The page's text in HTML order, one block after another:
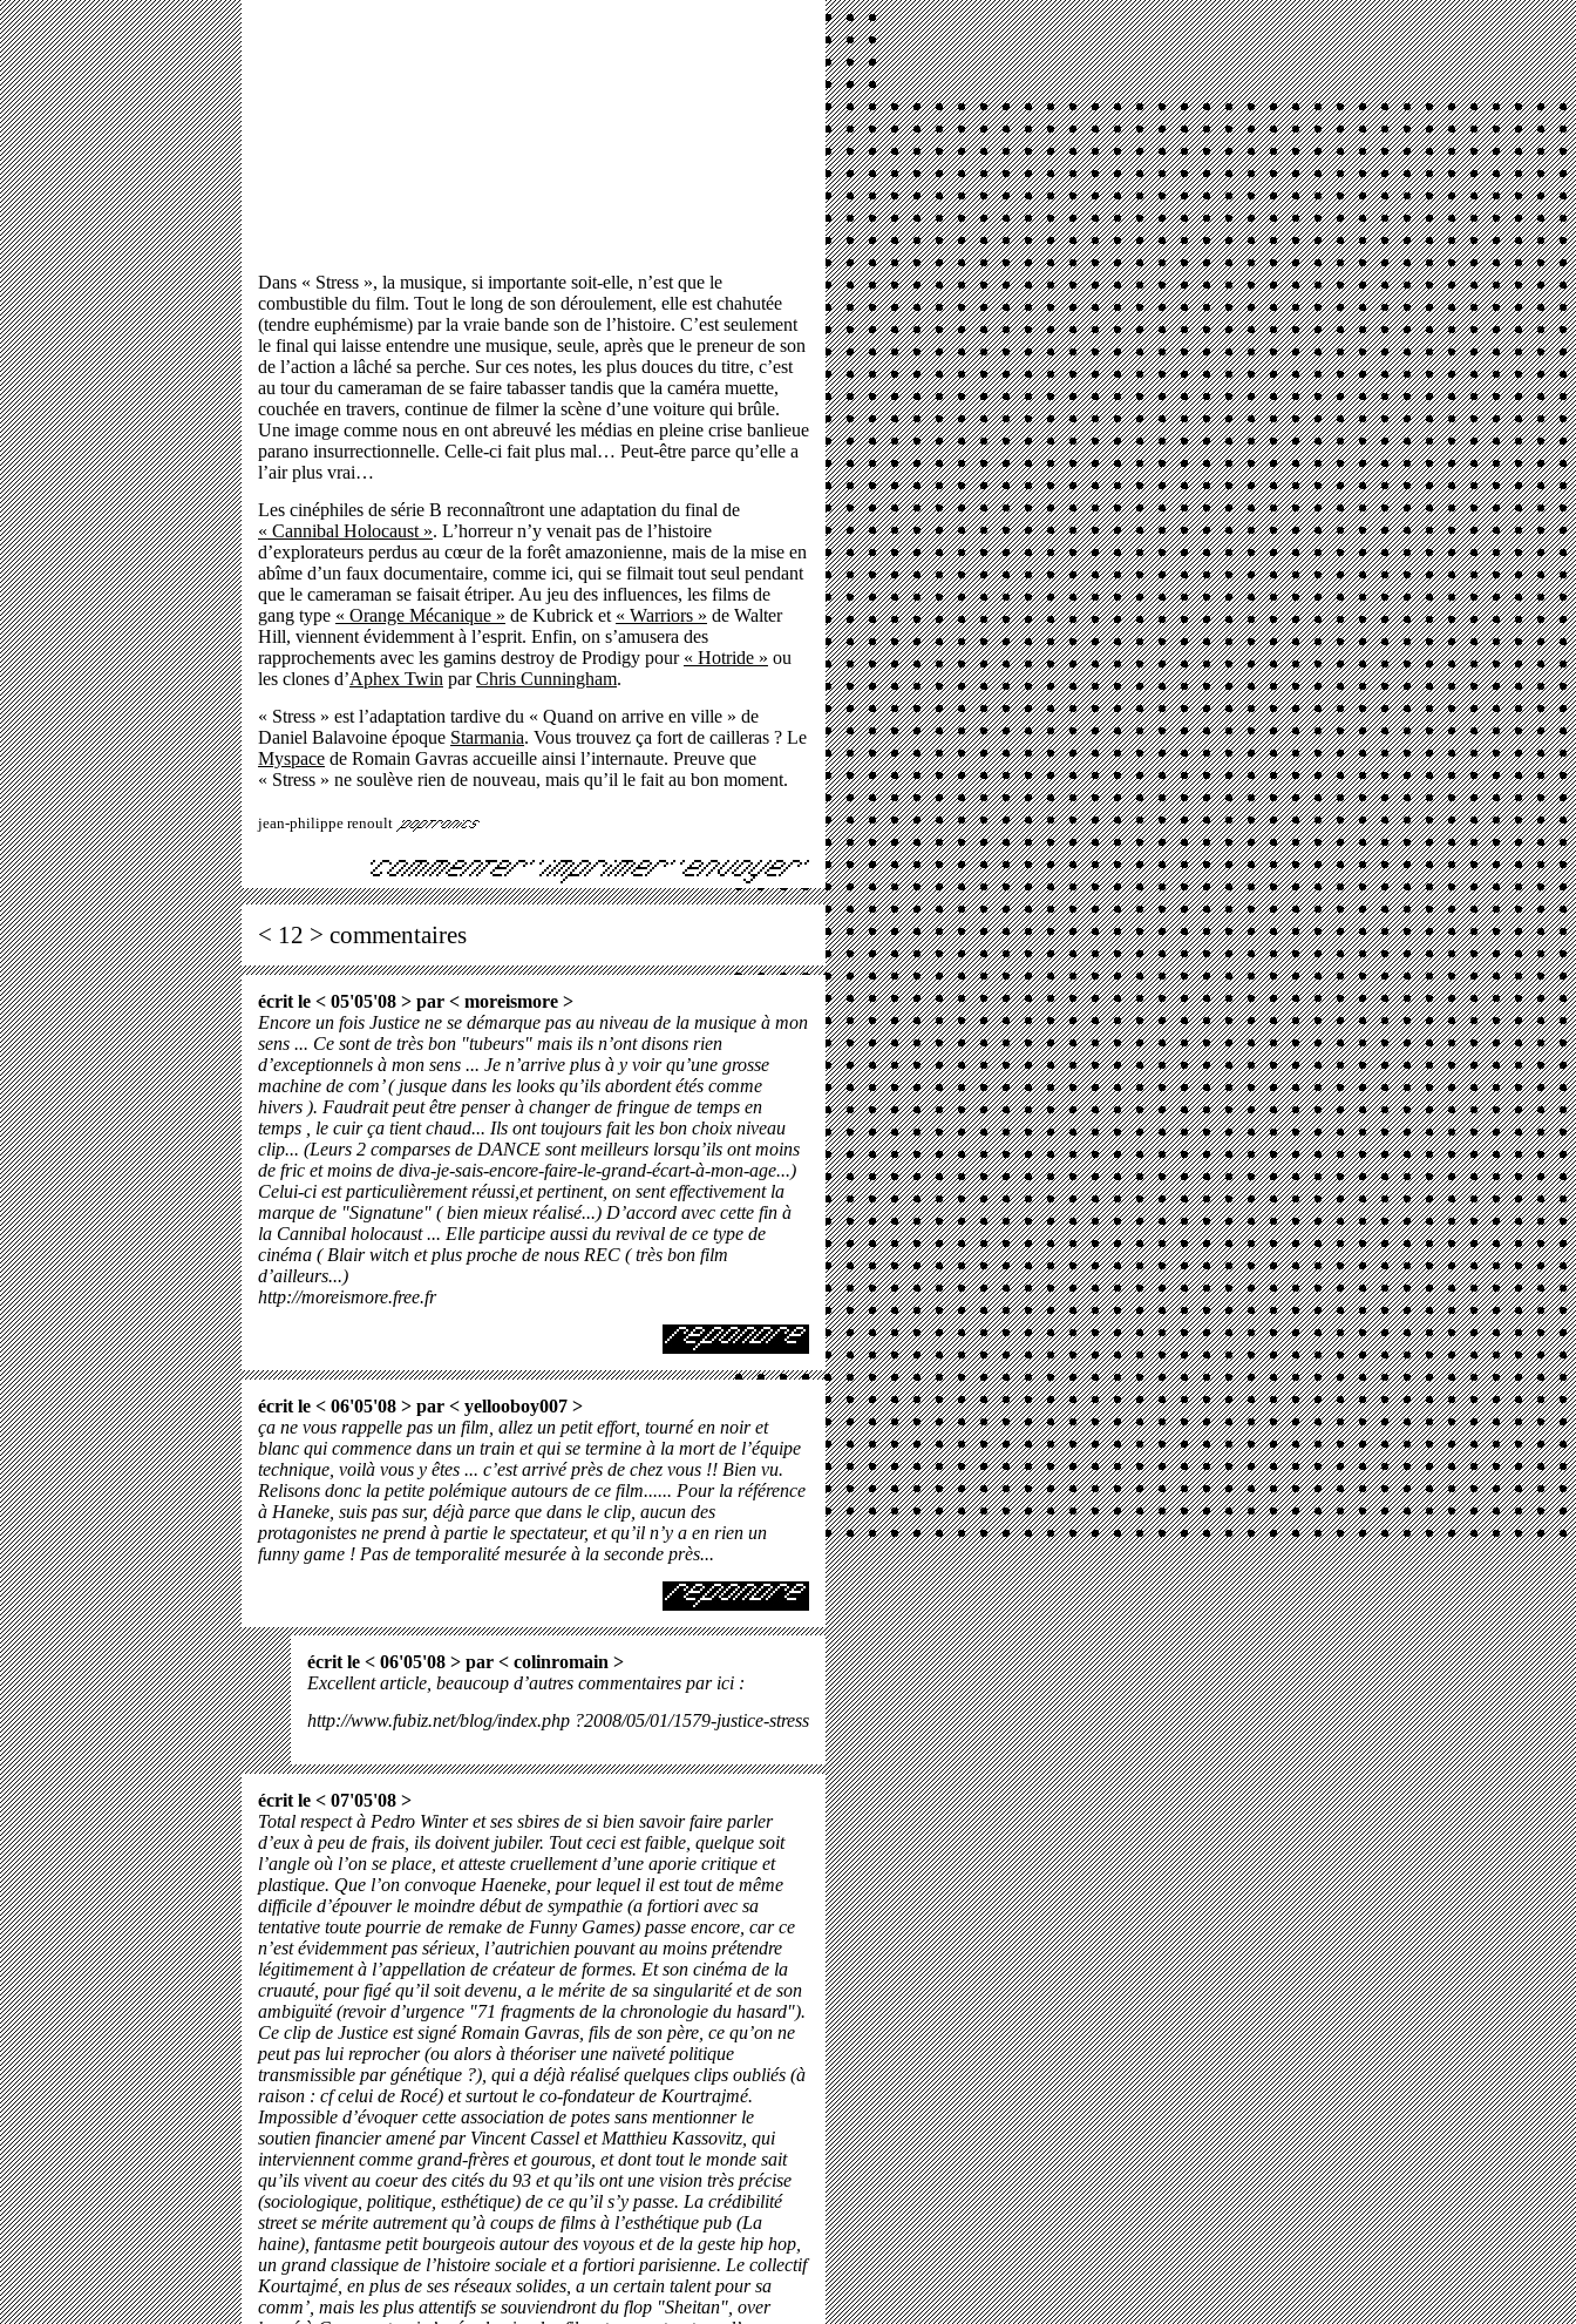
Dans « Stress », la musique, si importante soit-elle, n’est que le
combustible du film. Tout le long de son déroulement, elle est chahutée
(tendre euphémisme) par la vraie bande son de l’histoire. C’est seulement
le final qui laisse entendre une musique, seule, après que le preneur de son
de l’action a lâché sa perche. Sur ces notes, les plus douces du titre, c’est
au tour du cameraman de se faire tabasser tandis que la caméra muette,
couchée en travers, continue de filmer la scène d’une voiture qui brûle.
Une image comme nous en ont abreuvé les médias en pleine crise banlieue
parano insurrectionnelle. Celle-ci fait plus mal… Peut-être parce qu’elle a
l’air plus vrai…
Les cinéphiles de série B reconnaîtront une adaptation du final de
« Cannibal Holocaust ». L’horreur n’y venait pas de l’histoire
d’explorateurs perdus au cœur de la forêt amazonienne, mais de la mise en
abîme d’un faux documentaire, comme ici, qui se filmait tout seul pendant
que le cameraman se faisait étriper. Au jeu des influences, les films de
gang type « Orange Mécanique » de Kubrick et « Warriors » de Walter
Hill, viennent évidemment à l’esprit. Enfin, on s’amusera des
rapprochements avec les gamins destroy de Prodigy pour « Hotride » ou
les clones d’Aphex Twin parChris Cunningham.
« Stress » est l’adaptation tardive du « Quand on arrive en ville » de
Daniel Balavoine époque Starmania. Vous trouvez ça fort de cailleras ? Le
Myspace de Romain Gavras accueille ainsi l’internaute. Preuve que
« Stress » ne soulève rien de nouveau, mais qu’il le fait au bon moment.
jean-philippe renoult
< 12 > commentaires
écrit le < 05'05'08 > par < moreismore >
Encore un fois Justice ne se démarque pas au niveau de la musique à mon
sens ... Ce sont de très bon "tubeurs" mais ils n’ont disons rien
d’exceptionnels à mon sens ... Je n’arrive plus à y voir qu’une grosse
machine de com’ ( jusque dans les looks qu’ils abordent étés comme
hivers ). Faudrait peut être penser à changer de fringue de temps en
temps , le cuir ça tient chaud... Ils ont toujours fait les bon choix niveau
clip... (Leurs 2 comparses de DANCE sont meilleurs lorsqu’ils ont moins
de fric et moins de diva-je-sais-encore-faire-le-grand-écart-à-mon-age...)
Celui-ci est particulièrement réussi,et pertinent, on sent effectivement la
marque de "Signatune" ( bien mieux réalisé...) D’accord avec cette fin à
la Cannibal holocaust ... Elle participe aussi du revival de ce type de
cinéma ( Blair witch et plus proche de nous REC ( très bon film
d’ailleurs...)
http://moreismore.free.fr
écrit le < 06'05'08 > par < yellooboy007 >
ça ne vous rappelle pas un film, allez un petit effort, tourné en noir et
blanc qui commence dans un train et qui se termine à la mort de l’équipe
technique, voilà vous y êtes ... c’est arrivé près de chez vous !! Bien vu.
Relisons donc la petite polémique autours de ce film...... Pour la référence
à Haneke, suis pas sur, déjà parce que dans le clip, aucun des
protagonistes ne prend à partie le spectateur, et qu’il n’y a en rien un
funny game ! Pas de temporalité mesurée à la seconde près...
écrit le < 06'05'08 > par < colinromain >
Excellent article, beaucoup d’autres commentaires par ici :
http://www.fubiz.net/blog/index.php ?2008/05/01/1579-justice-stress
écrit le < 07'05'08 >
Total respect à Pedro Winter et ses sbires de si bien savoir faire parler
d’eux à peu de frais, ils doivent jubiler. Tout ceci est faible, quelque soit
l’angle où l’on se place, et atteste cruellement d’une aporie critique et
plastique. Que l’on convoque Haeneke, pour lequel il est tout de même
difficile d’épouver le moindre début de sympathie (a fortiori avec sa
tentative toute pourrie de remake de Funny Games) passe encore, car ce
n’est évidemment pas sérieux, l’autrichien pouvant au moins prétendre
légitimement à l’appellation de créateur de formes. Et son cinéma de la
cruauté, pour figé qu’il soit devenu, a le mérite de sa singularité et de son
ambiguïté (revoir d’urgence "71 fragments de la chronologie du hasard").
Ce clip de Justice est signé Romain Gavras, fils de son père, ce qu’on ne
peut pas lui reprocher (ou alors à théoriser une naïveté politique
transmissible par génétique ?), qui a déjà réalisé quelques clips oubliés (à
raison : cf celui de Rocé) et surtout le co-fondateur de Kourtrajmé.
Impossible d’évoquer cette association de potes sans mentionner le
soutien financier amené par Vincent Cassel et Matthieu Kassovitz, qui
interviennent comme grand-frères et gourous, et dont tout le monde sait
qu’ils vivent au coeur des cités du 93 et qu’ils ont une vision très précise
(sociologique, politique, esthétique) de ce qu’il s’y passe. La crédibilité
street se mérite autrement qu’à coups de films à l’esthétique pub (La
haine), fantasme petit bourgeois autour des voyous et de la geste hip hop,
un grand classique de l’histoire sociale et a fortiori parisienne. Le collectif
Kourtajmé, en plus de ses réseaux solides, a un certain talent pour sa
comm’, mais les plus attentifs se souviendront du flop "Sheitan", over